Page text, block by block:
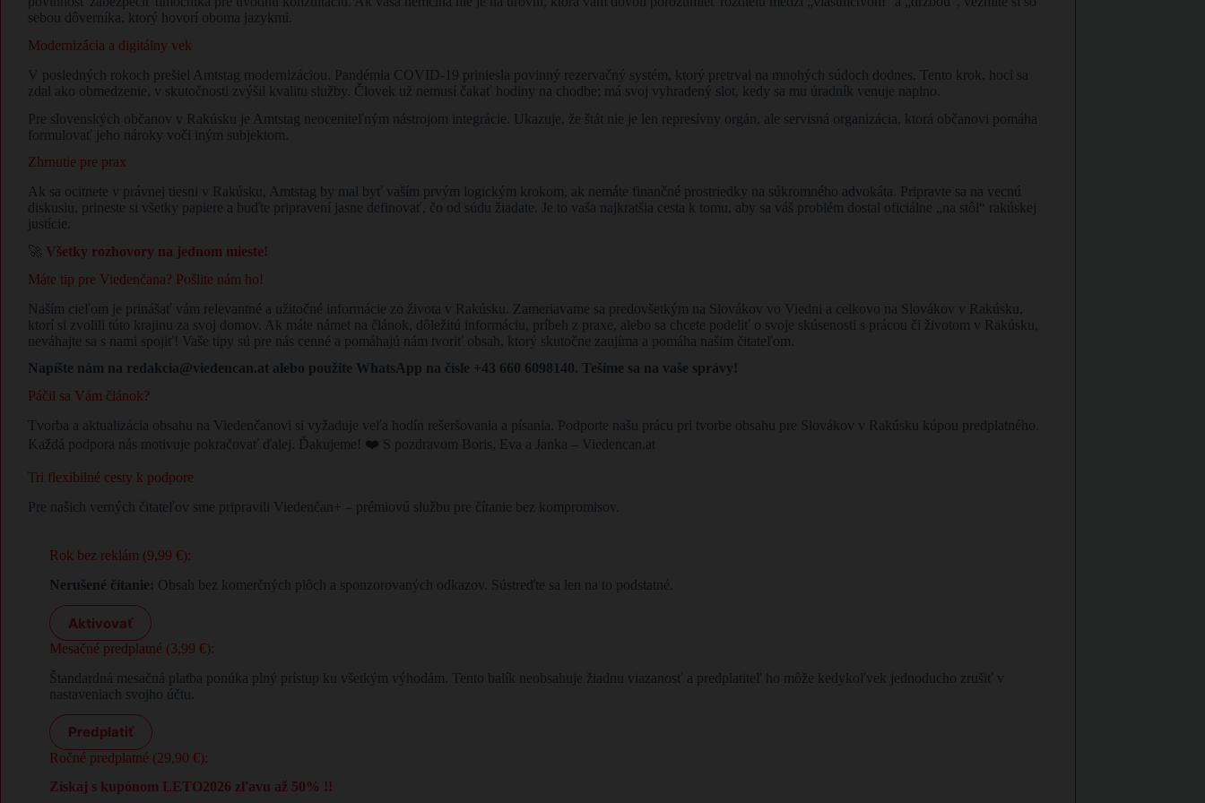
sebou dôverníka, ktorý hovorí oboma jazykmi.
​Modernizácia a digitálny vek
​V posledných rokoch prešiel Amtstag modernizáciou. Pandémia COVID-19 priniesla povinný rezervačný systém, ktorý pretrval na mnohých súdoch dodnes. Tento krok, hoci sa
zdal ako obmedzenie, v skutočnosti zvýšil kvalitu služby. Človek už nemusí čakať hodiny na chodbe; má svoj vyhradený slot, kedy sa mu úradník venuje naplno.
​Pre slovenských občanov v Rakúsku je Amtstag neoceniteľným nástrojom integrácie. Ukazuje, že štát nie je len represívny orgán, ale servisná organizácia, ktorá občanovi pomáha
formulovať jeho nároky voči iným subjektom.
​Zhrnutie pre prax
​Ak sa ocitnete v právnej tiesni v Rakúsku, Amtstag by mal byť vaším prvým logickým krokom, ak nemáte finančné prostriedky na súkromného advokáta. Pripravte sa na vecnú
diskusiu, prineste si všetky papiere a buďte pripravení jasne definovať, čo od súdu žiadate. Je to vaša najkratšia cesta k tomu, aby sa váš problém dostal oficiálne „na stôl“ rakúskej
justície.
🚀 Všetky rozhovory na jednom mieste!
Máte tip pre Viedenčana? Pošlite nám ho!
Naším cieľom je prinášať vám relevantné a užitočné informácie zo života v Rakúsku. Zameriavame sa predovšetkým na Slovákov vo Viedni a celkovo na Slovákov v Rakúsku,
ktorí si zvolili túto krajinu za svoj domov. Ak máte námet na článok, dôležitú informáciu, príbeh z praxe, alebo sa chcete podeliť o svoje skúsenosti s prácou či životom v Rakúsku,
neváhajte sa s nami spojiť! Vaše tipy sú pre nás cenné a pomáhajú nám tvoriť obsah, ktorý skutočne zaujíma a pomáha našim čitateľom.
Napíšte nám na redakcia@viedencan.at alebo použite WhatsApp na čísle +43 660 6098140. Tešíme sa na vaše správy!
Páčil sa Vám článok?
Tvorba a aktualizácia obsahu na Viedenčanovi si vyžaduje veľa hodín rešeršovania a písania. Podporte našu prácu pri tvorbe obsahu pre Slovákov v Rakúsku kúpou predplatného.
Každá podpora nás motivuje pokračovať ďalej. Ďakujeme! ❤️ S pozdravom Boris, Eva a Janka – Viedencan.at
Tri flexibilné cesty k podpore
Pre našich verných čitateľov sme pripravili Viedenčan+ – prémiovú službu pre čítanie bez kompromisov.
Rok bez reklám (9,99 €):
Nerušené čítanie: Obsah bez komerčných plôch a sponzorovaných odkazov. Sústreďte sa len na to podstatné.
Aktivovať
Mesačné predplatné (3,99 €):
Štandardná mesačná platba ponúka plný prístup ku všetkým výhodám. Tento balík neobsahuje žiadnu viazanosť a predplatiteľ ho môže kedykoľvek jednoducho zrušiť v
nastaveniach svojho účtu.
Predplatiť
Ročné predplatné (29,90 €):
Ziskaj s kupónom LETO2026 zľavu až 50% !!